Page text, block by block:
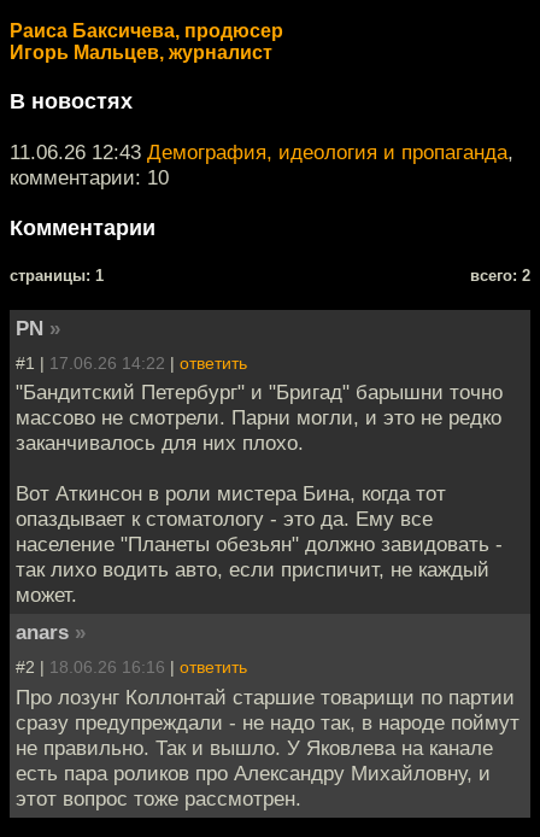
Раиса Баксичева, продюсер
Игорь Мальцев, журналист
В новостях
11.06.26 12:43 Демография, идеология и пропаганда,
комментарии: 10
Комментарии
cтраницы: 1 всего: 2
PN »
#1 | 17.06.26 14:22 | ответить
"Бандитский Петербург" и "Бригад" барышни точно
массово не смотрели. Парни могли, и это не редко
заканчивалось для них плохо.
Вот Аткинсон в роли мистера Бина, когда тот
опаздывает к стоматологу - это да. Ему все
население "Планеты обезьян" должно завидовать -
так лихо водить авто, если приспичит, не каждый
может.
anars »
#2 | 18.06.26 16:16 | ответить
Про лозунг Коллонтай старшие товарищи по партии
сразу предупреждали - не надо так, в народе поймут
не правильно. Так и вышло. У Яковлева на канале
есть пара роликов про Александру Михайловну, и
этот вопрос тоже рассмотрен.